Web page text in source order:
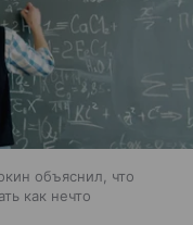
объяснил, что
как нечто